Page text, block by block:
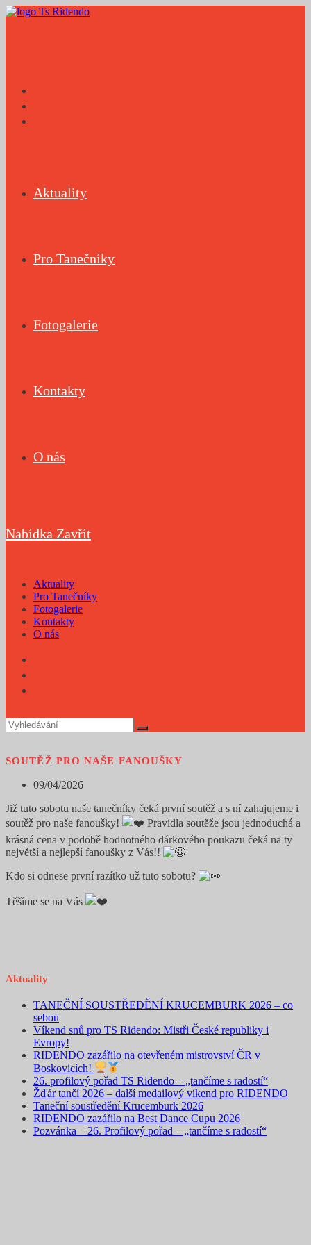
Přejít
Aktuality
Pro Tanečníky
Fotogalerie
Kontakty
O nás
Nabídka Zavřít
Aktuality
Pro Tanečníky
Fotogalerie
Kontakty
O nás
SOUTĚŽ PRO NAŠE FANOUŠKY
Příspěvek
publikován
09/04/2026
Již tuto sobotu naše tanečníky čeká první soutěž a s ní zahajujeme i
soutěž pro naše fanoušky!
Pravidla soutěže jsou jednoduchá a
krásná cena v podobě hodnotného dárkového poukazu čeká na ty
největší a nejlepší fanoušky z Vás!!
Kdo si odnese první razítko už tuto sobotu?
Těšíme se na Vás
Aktuality
TANEČNÍ SOUSTŘEDĚNÍ KRUCEMBURK 2026 – co
sebou
Víkend snů pro TS Ridendo: Mistři České republiky i
Evropy!
RIDENDO zazářilo na otevřeném mistrovství ČR v
Boskovicích!
26. profilový pořad TS Ridendo – „tančíme s radostí“
Žďár tančí 2026 – další medailový víkend pro RIDENDO
Taneční soustředění Krucemburk 2026
RIDENDO zazářilo na Best Dance Cupu 2026
Pozvánka – 26. Profilový pořad – „tančíme s radostí“